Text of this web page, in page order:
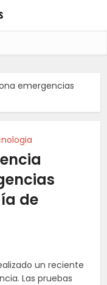
emergencias
de
un reciente
Las pruebas